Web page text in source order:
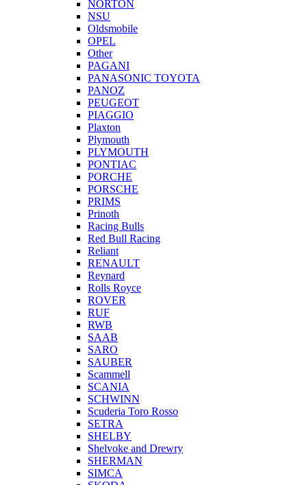
NORTON
NSU
Oldsmobile
OPEL
Other
PAGANI
PANASONIC TOYOTA
PANOZ
PEUGEOT
PIAGGIO
Plaxton
Plymouth
PLYMOUTH
PONTIAC
PORCHE
PORSCHE
PRIMS
Prinoth
Racing Bulls
Red Bull Racing
Reliant
RENAULT
Reynard
Rolls Royce
ROVER
RUF
RWB
SAAB
SARO
SAUBER
Scammell
SCANIA
SCHWINN
Scuderia Toro Rosso
SETRA
SHELBY
Shelvoke and Drewry
SHERMAN
SIMCA